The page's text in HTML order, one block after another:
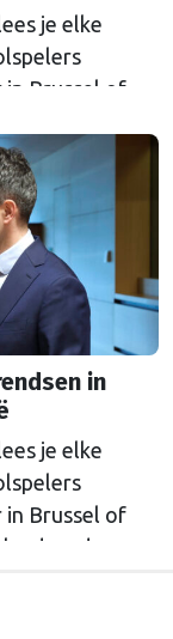
je elke
in Brussel of
in
je elke
in Brussel of
op de